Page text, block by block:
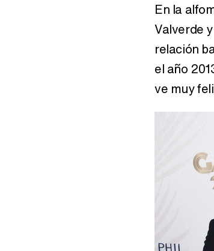
En la
Valverde
relación
el año
ve muy